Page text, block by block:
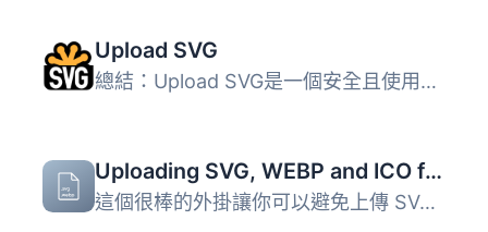
Upload SVG
總結：Upload SVG是一個安全且使用者友善的WordPress外掛程式...
Uploading SVG, WEBP and ICO files
這個很棒的外掛讓你可以避免上傳 SVG、Webp 和 ICO 檔案時出...